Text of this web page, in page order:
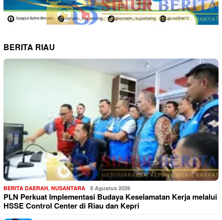
BERITA RIAU
BERITA DAERAH, NUSANTARA 8 Agustus 2026
PLN Perkuat Implementasi Budaya Keselamatan Kerja melalui
HSSE Control Center di Riau dan Kepri